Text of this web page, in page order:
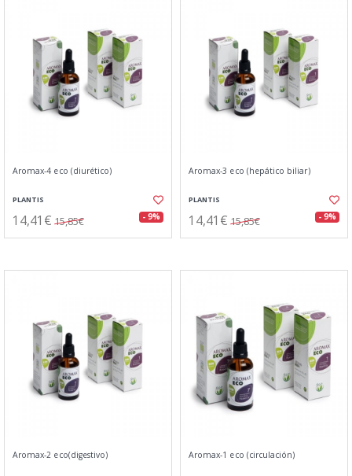
Aromax-4 eco (diurético)
PLANTIS
14,41€ 15,85€ - 9%
Aromax-3 eco (hepático biliar)
PLANTIS
14,41€ 15,85€ - 9%
Aromax-2 eco(digestivo) Aromax-1 eco (circulación)